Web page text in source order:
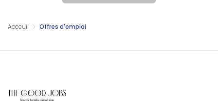
Acceuil Offres d'emploi